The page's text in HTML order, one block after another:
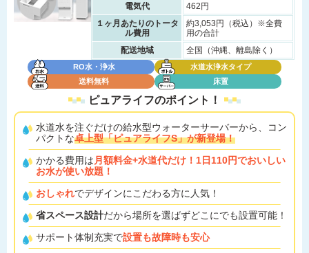
RO水・浄水
水道水浄水タイプ
送料無料
床置
電気代
462円
１ヶ月あたりのトータ
ル費用
約3,053円（税込）※全費
用の合計
配送地域
全国（沖縄、離島除く）
ピュアライフのポイント！
水道水を注ぐだけの給水型ウォーターサーバーから、コン
パクトな卓上型「ピュアライフS」が新登場！
かかる費用は 月額料金+水道代だけ！1日110円でおいしい
お水が使い放題！
おしゃれでデザインにこだわる方に人気！
省スペース設計だから場所を選ばずどこにでも設置可能！
サポート体制充実で設置も故障時も安心